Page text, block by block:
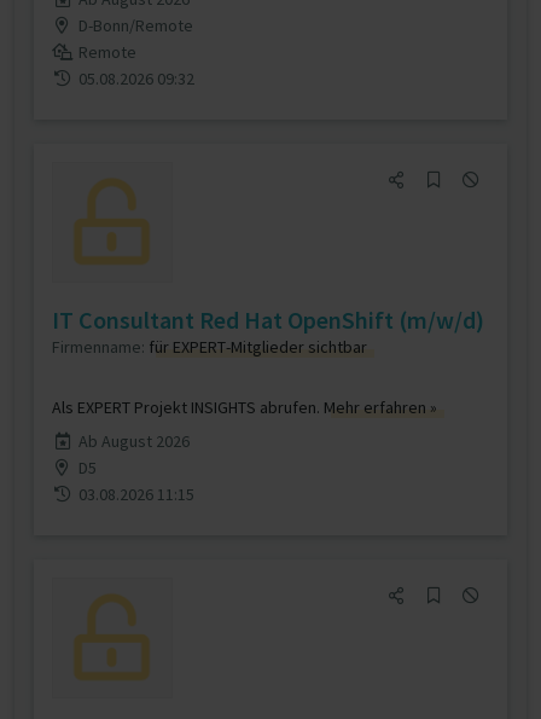
D-Bonn/Remote
Remote
05.08.2026 09:32
IT Consultant Red Hat OpenShift (m/w/d)
Firmenname: für EXPERT-Mitglieder sichtbar
Als EXPERT Projekt INSIGHTS abrufen. Mehr erfahren »
Ab August 2026
D5
03.08.2026 11:15